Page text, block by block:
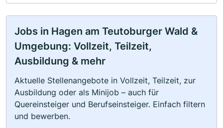
Jobs in Hagen am Teutoburger Wald &
Umgebung: Vollzeit, Teilzeit,
Ausbildung & mehr
Aktuelle Stellenangebote in Vollzeit, Teilzeit, zur
Ausbildung oder als Minijob – auch für
Quereinsteiger und Berufseinsteiger. Einfach filtern
und bewerben.